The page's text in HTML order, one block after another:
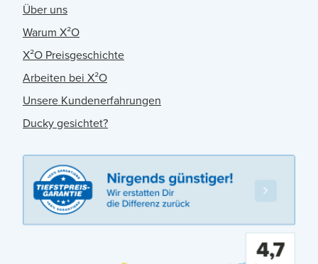
Über uns
Warum X²O
X²O Preisgeschichte
Arbeiten bei X²O
Unsere Kundenerfahrungen
Ducky gesichtet?